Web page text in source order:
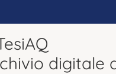
digitale